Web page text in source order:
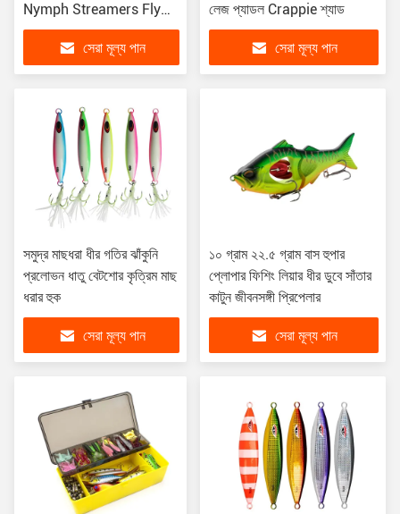
Nymph Streamers Fly
Fishing Lure Kit মাছ ধরার
লিক কিট
সেরা মূল্য পান
লেজ প্যাডল Crappie শ্যাড
সেরা মূল্য পান
সমুদ্র মাছধরা ধীর গতির ঝাঁকুনি
প্রলোভন ধাতু বেটশোর কৃত্রিম মাছ
ধরার হুক
সেরা মূল্য পান
১০ গ্রাম ২২.৫ গ্রাম বাস হুপার
প্লোপার ফিশিং লিয়ার ধীর ডুবে সাঁতার
কাটুন জীবনসঙ্গী প্রিপেলার
সেরা মূল্য পান